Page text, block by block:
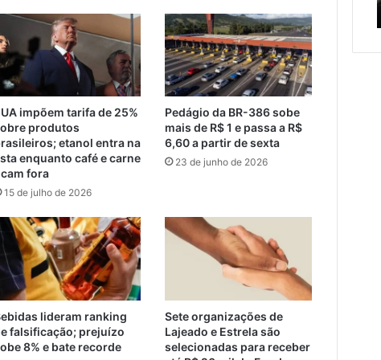
impõem tarifa de 25%
produtos
etanol entra na
enquanto café e carne
fora
15 de julho de 2026
Pedágio da BR-386 sobe
mais de R$ 1 e passa a R$
6,60 a partir de sexta
23 de junho de 2026
lideram ranking
falsificação; prejuízo
8% e bate recorde
Sete organizações de
Lajeado e Estrela são
selecionadas para receber
de
manutenção
serviços de manutenção